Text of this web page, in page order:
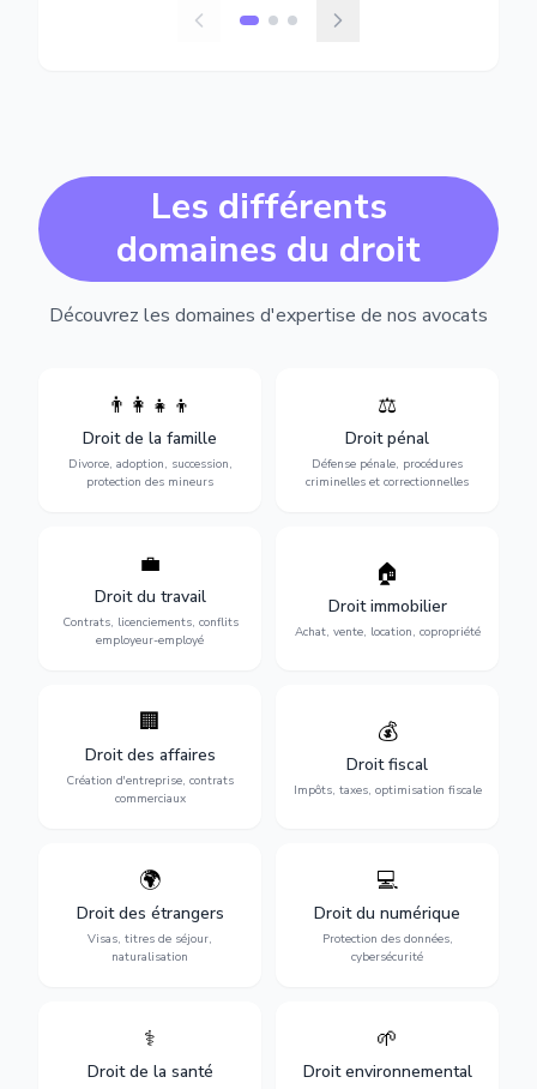
Les différents
domaines du droit
Découvrez les domaines d'expertise de nos avocats
👨‍👩‍👧‍👦
Droit de la famille
Divorce, adoption, succession,
protection des mineurs
Divorce, garde d'enfants,
adoption, succession et
protection des personnes
vulnérables.
⚖️
Droit pénal
Défense pénale, procédures
criminelles et correctionnelles
Expertise en matière pénale,
vue jusqu'au procès, pour
toute affaire correctionnelle
ou criminelle.
💼
Droit du travail
Contrats, licenciements, conflits
employeur-employé
Protection de vos droits au
licenciements, harcèlement,
discrimination et conflits
avec l'employeur.
🏠
Droit immobilier
Achat, vente, location, copropriété
Sécurisation de vos projets
immobiliers : achat, vente,
location, construction et
gestion de copropriété.
🏢
Droit des affaires
Création d'entreprise, contrats
commerciaux
Accompagnement complet
création, contrats
commerciaux, concurrence
et litiges.
💰
Droit fiscal
Impôts, taxes, optimisation fiscale
Optimisation de votre
situation fiscale :
déclarations, contentieux,
contrôles fiscaux et
planification.
🌍
Droit des étrangers
Visas, titres de séjour,
naturalisation
Obtention de vos droits de
séjour : visas, cartes de
séjour, regroupement
familial et naturalisation.
💻
Droit du numérique
Protection des données,
cybersécurité
Protection de vos activités
numériques : RGPD,
cybersécurité, e-commerce
et propriété digitale.
⚕️
Droit de la santé
Défense de vos droits
médicales, responsabilité
🌱
Droit environnemental
Protection de
conformité